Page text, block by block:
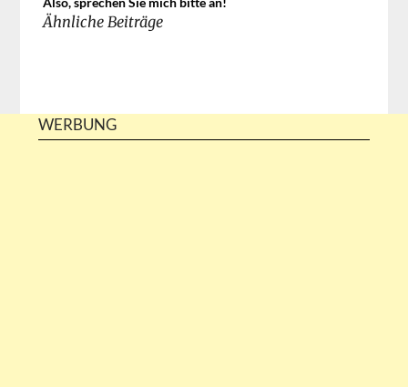
Ähnliche Beiträge
WERBUNG